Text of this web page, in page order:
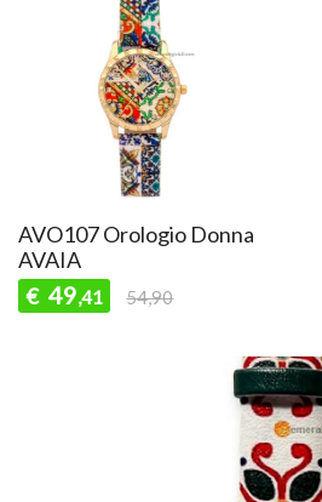
AVO107 Orologio Donna
AVAIA
€ 49,41 54,90